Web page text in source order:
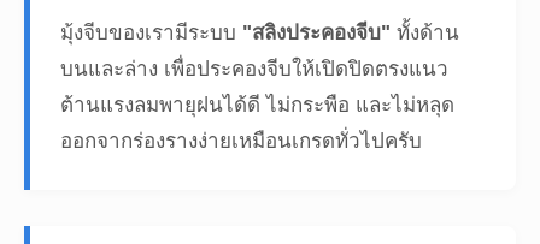
มุ้งจีบของเรามีระบบ "สลิงประคองจีบ" ทั้งด้าน
บนและล่าง เพื่อประคองจีบให้เปิดปิดตรงแนว
ต้านแรงลมพายุฝนได้ดี ไม่กระพือ และไม่หลุด
ออกจากร่องรางง่ายเหมือนเกรดทั่วไปครับ